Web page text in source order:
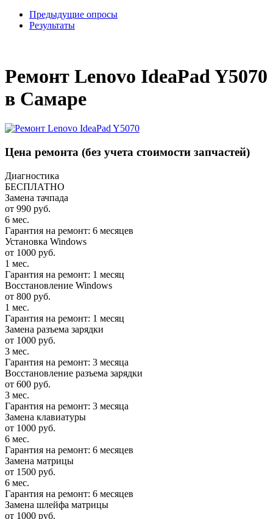
Предыдущие опросы
Результаты
Ремонт Lenovo IdeaPad Y5070
в Самаре
Цена ремонта (без учета стоимости запчастей)
Диагностика
БЕСПЛАТНО
Замена тачпада
от 990 руб.
6 мес.
Гарантия на ремонт: 6 месяцев
Установка Windows
от 1000 руб.
1 мес.
Гарантия на ремонт: 1 месяц
Восстановление Windows
от 800 руб.
1 мес.
Гарантия на ремонт: 1 месяц
Замена разъема зарядки
от 1000 руб.
3 мес.
Гарантия на ремонт: 3 месяца
Восстановление разъема зарядки
от 600 руб.
3 мес.
Гарантия на ремонт: 3 месяца
Замена клавиатуры
от 1000 руб.
6 мес.
Гарантия на ремонт: 6 месяцев
Замена матрицы
от 1500 руб.
6 мес.
Гарантия на ремонт: 6 месяцев
Замена шлейфа матрицы
от 1000 руб.